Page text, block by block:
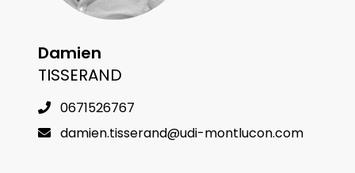
Damien
TISSERAND
0671526767
damien.tisserand@udi-montlucon.com